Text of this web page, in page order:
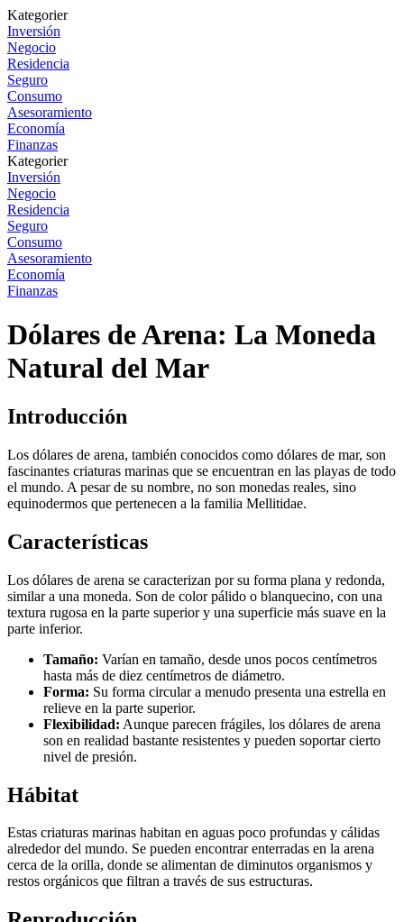
Kategorier
Inversión
Negocio
Residencia
Seguro
Consumo
Asesoramiento
Economía
Finanzas
Kategorier
Inversión
Negocio
Residencia
Seguro
Consumo
Asesoramiento
Economía
Finanzas
Dólares de Arena: La Moneda
Natural del Mar
Introducción
Los dólares de arena, también conocidos como dólares de mar, son
fascinantes criaturas marinas que se encuentran en las playas de todo
el mundo. A pesar de su nombre, no son monedas reales, sino
equinodermos que pertenecen a la familia Mellitidae.
Características
Los dólares de arena se caracterizan por su forma plana y redonda,
similar a una moneda. Son de color pálido o blanquecino, con una
textura rugosa en la parte superior y una superficie más suave en la
parte inferior.
Tamaño: Varían en tamaño, desde unos pocos centímetros
hasta más de diez centímetros de diámetro.
Forma: Su forma circular a menudo presenta una estrella en
relieve en la parte superior.
Flexibilidad: Aunque parecen frágiles, los dólares de arena
son en realidad bastante resistentes y pueden soportar cierto
nivel de presión.
Hábitat
Estas criaturas marinas habitan en aguas poco profundas y cálidas
alrededor del mundo. Se pueden encontrar enterradas en la arena
cerca de la orilla, donde se alimentan de diminutos organismos y
restos orgánicos que filtran a través de sus estructuras.